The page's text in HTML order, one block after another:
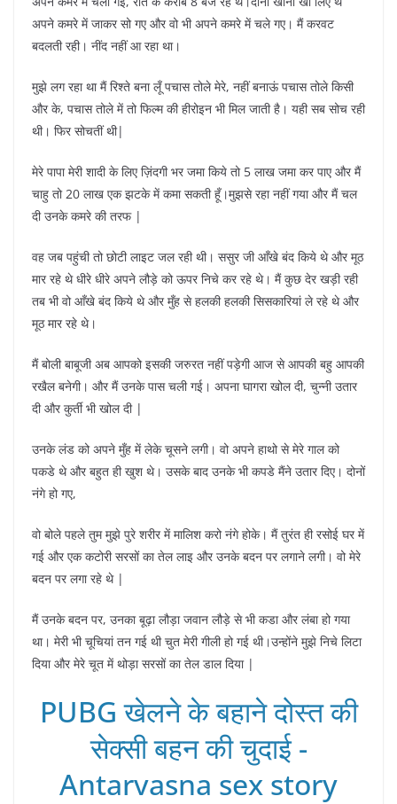
अपने कमरे में जाकर सो गए और वो भी अपने कमरे में चले गए। मैं करवट
बदलती रही। नींद नहीं आ रहा था।
मुझे लग रहा था मैं रिश्ते बना लूँ पचास तोले मेरे, नहीं बनाऊं पचास तोले किसी
और के, पचास तोले में तो फिल्म की हीरोइन भी मिल जाती है। यही सब सोच रही
थी। फिर सोचतीं थी|
मेरे पापा मेरी शादी के लिए ज़िंदगी भर जमा किये तो 5 लाख जमा कर पाए और मैं
चाहु तो 20 लाख एक झटके में कमा सकती हूँ।मुझसे रहा नहीं गया और मैं चल
दी उनके कमरे की तरफ |
वह जब पहुंची तो छोटी लाइट जल रही थी। ससुर जी आँखे बंद किये थे और मूठ
मार रहे थे धीरे धीरे अपने लौड़े को ऊपर निचे कर रहे थे। मैं कुछ देर खड़ी रही
तब भी वो आँखे बंद किये थे और मुँह से हलकी हलकी सिसकारियां ले रहे थे और
मूठ मार रहे थे।
मैं बोली बाबूजी अब आपको इसकी जरुरत नहीं पड़ेगी आज से आपकी बहु आपकी
रखैल बनेगी। और मैं उनके पास चली गई। अपना घागरा खोल दी, चुन्नी उतार
दी और कुर्ती भी खोल दी |
उनके लंड को अपने मुँह में लेके चूसने लगी। वो अपने हाथो से मेरे गाल को
पकडे थे और बहुत ही खुश थे। उसके बाद उनके भी कपडे मैंने उतार दिए। दोनों
नंगे हो गए,
वो बोले पहले तुम मुझे पुरे शरीर में मालिश करो नंगे होके। मैं तुरंत ही रसोई घर में
गई और एक कटोरी सरसों का तेल लाइ और उनके बदन पर लगाने लगी। वो मेरे
बदन पर लगा रहे थे |
मैं उनके बदन पर, उनका बूढ़ा लौड़ा जवान लौड़े से भी कडा और लंबा हो गया
था। मेरी भी चूचियां तन गई थी चुत मेरी गीली हो गई थी।उन्होंने मुझे निचे लिटा
दिया और मेरे चूत में थोड़ा सरसों का तेल डाल दिया |
PUBG खेलने के बहाने दोस्त की
सेक्सी बहन की चुदाई -
Antarvasna sex story